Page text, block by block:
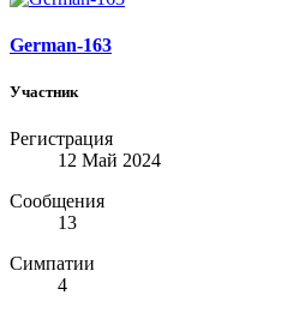
German-163
Участник
Регистрация
12 Май 2024
Сообщения
13
Симпатии
4